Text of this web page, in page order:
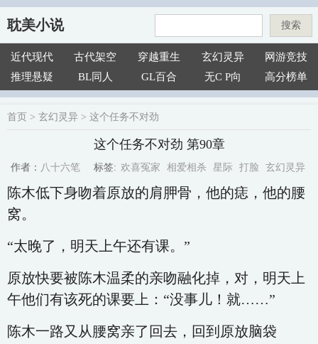
耽美小说 搜索
近代现代 古代架空 穿越重生 玄幻灵异
网游竞技
推理悬疑
BL同人 GL百合 无C P向 高分榜单
首页 > 玄幻灵异 > 这个任务不对劲
这个任务不对劲 第90章
作者： 八十六笔 标签: 欢喜冤家 相爱相杀 星际 打脸 玄幻灵异
陈木低下身吻着原放的肩胛骨，他的痣，他的腰
窝。
“太晚了，明天上午还有课。”
原放快要被陈木温柔的亲吻融化掉，对，明天上
午他们有该死的课要上：“没事儿！就……”
陈木一路又从腰窝亲了回去，回到原放脑袋